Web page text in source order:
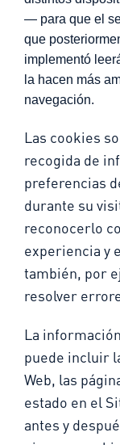
— para que el
que
implementó
la hacen más
navegación.
Las cookies
recogida de
preferencias
durante su
reconocerlo
experiencia y
también, por
resolver
La
puede incluir
Web, las
estado en el
antes y